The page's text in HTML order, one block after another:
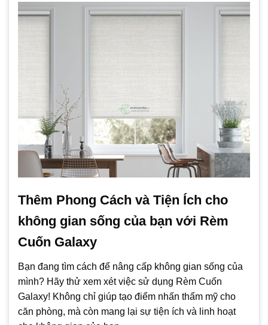
Thêm Phong Cách và Tiện Ích cho
không gian sống của bạn với Rèm
Cuốn Galaxy
Bạn đang tìm cách để nâng cấp không gian sống của
mình? Hãy thử xem xét việc sử dụng Rèm Cuốn
Galaxy! Không chỉ giúp tạo điểm nhấn thẩm mỹ cho
căn phòng, mà còn mang lại sự tiện ích và linh hoạt